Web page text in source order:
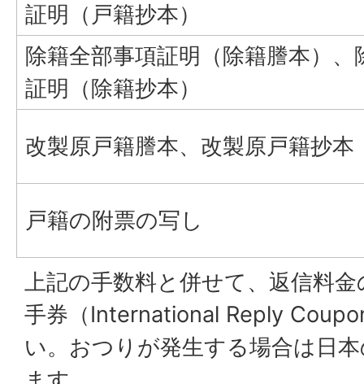
証明（戸籍抄本）
除籍全部事項証明（除籍謄本）、
証明（除籍抄本）
改製原戸籍謄本、改製原戸籍抄本
戸籍の附票の写し
上記の手数料と併せて、返信料
手券（International Reply
い。おつりが発生する場合は日